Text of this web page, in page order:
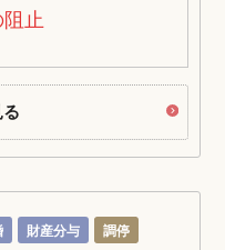
止
財産分与 調停